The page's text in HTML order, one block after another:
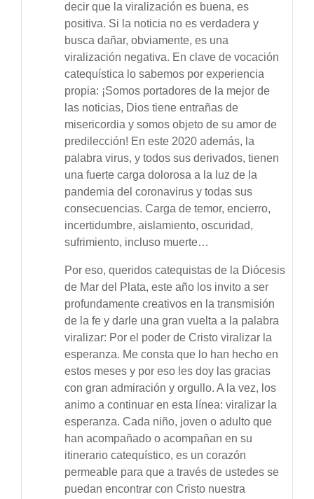
decir que la viralización es buena, es
positiva. Si la noticia no es verdadera y
busca dañar, obviamente, es una
viralización negativa. En clave de vocación
catequística lo sabemos por experiencia
propia: ¡Somos portadores de la mejor de
las noticias, Dios tiene entrañas de
misericordia y somos objeto de su amor de
predilección! En este 2020 además, la
palabra virus, y todos sus derivados, tienen
una fuerte carga dolorosa a la luz de la
pandemia del coronavirus y todas sus
consecuencias. Carga de temor, encierro,
incertidumbre, aislamiento, oscuridad,
sufrimiento, incluso muerte…
Por eso, queridos catequistas de la Diócesis
de Mar del Plata, este año los invito a ser
profundamente creativos en la transmisión
de la fe y darle una gran vuelta a la palabra
viralizar: Por el poder de Cristo viralizar la
esperanza. Me consta que lo han hecho en
estos meses y por eso les doy las gracias
con gran admiración y orgullo. A la vez, los
animo a continuar en esta línea: viralizar la
esperanza. Cada niño, joven o adulto que
han acompañado o acompañan en su
itinerario catequístico, es un corazón
permeable para que a través de ustedes se
puedan encontrar con Cristo nuestra